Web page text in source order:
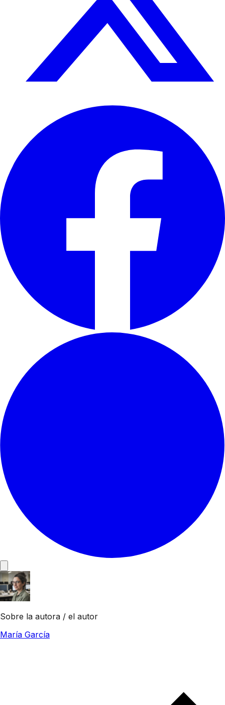
Sobre la autora / el autor
María García